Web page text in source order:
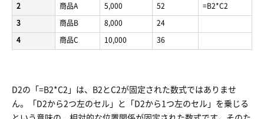
2 商品A 5,000 52 =B2*C2
3 商品B 8,000 24
4 商品C 10,000 36
D2の「=B2*C2」は、B2とC2が固定された数式ではありませ
ん。「D2から2つ左のセル」と「D2から1つ左のセル」を乗じる